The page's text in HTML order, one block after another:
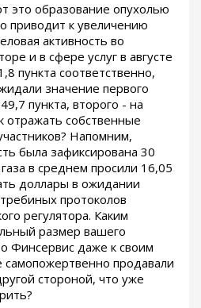
это образование опухолью
приводит к увеличению
активность во
и в сфере услуг в августе
пункта соответственно,
значение первого
пункта, второго - на
отражать собственные
Напомним,
была зафиксирована 30
газа в среднем просили 16,05
доллары в ожидании
протоколов
регулятора. Каким
размер вашего
Финсервис даже к своим
самопожертвенно продавали
стороной, что уже